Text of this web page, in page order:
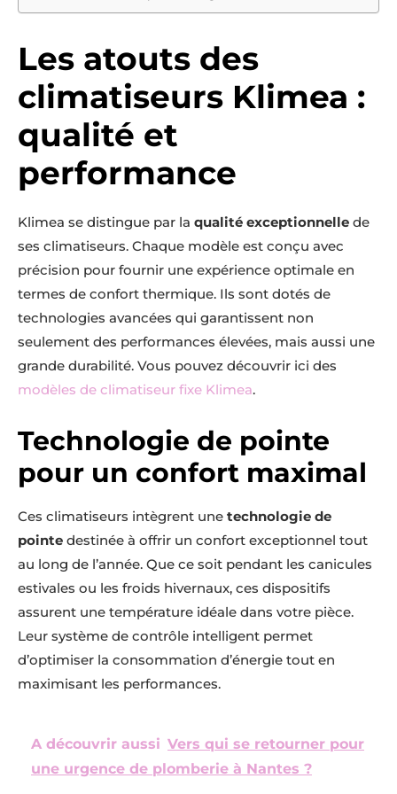
Les atouts des
climatiseurs Klimea :
qualité et
performance
Klimea se distingue par la qualité exceptionnelle de
ses climatiseurs. Chaque modèle est conçu avec
précision pour fournir une expérience optimale en
termes de confort thermique. Ils sont dotés de
technologies avancées qui garantissent non
seulement des performances élevées, mais aussi une
grande durabilité. Vous pouvez découvrir ici des
modèles de climatiseur fixe Klimea.
Technologie de pointe
pour un confort maximal
Ces climatiseurs intègrent une technologie de
pointe destinée à offrir un confort exceptionnel tout
au long de l’année. Que ce soit pendant les canicules
estivales ou les froids hivernaux, ces dispositifs
assurent une température idéale dans votre pièce.
Leur système de contrôle intelligent permet
d’optimiser la consommation d’énergie tout en
maximisant les performances.
A découvrir aussi Vers qui se retourner pour
une urgence de plomberie à Nantes ?